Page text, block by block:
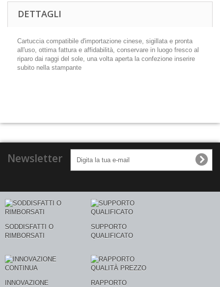
DETTAGLI
Cartuccia compatibile d'importazione cinese, sigillata e pronta
all'uso, ottima fattura e affidabilità, conservare in luogo fresco al
riparo dai raggi del sole, una volta aperta la confezione inserire
subito nella stampante
Newsletter
SODDISFATTI O
RIMBORSATI
SUPPORTO
QUALIFICATO
INNOVAZIONE
RAPPORTO